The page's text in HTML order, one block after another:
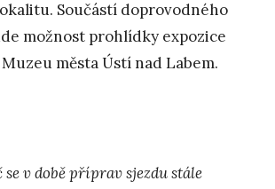
Součástí doprovodného
možnost prohlídky expozice
města Ústí nad Labem.
se v době příprav sjezdu stále